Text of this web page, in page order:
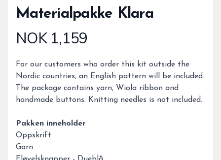
Materialpakke Klara
Produktdetaljer
NOK 1,159
Description
For our customers who order this kit outside the
Nordic countries, an English pattern will be included.
The package contains yarn, Wiola ribbon and
handmade buttons. Knitting needles is not included.
Pakken inneholder
Oppskrift
Garn